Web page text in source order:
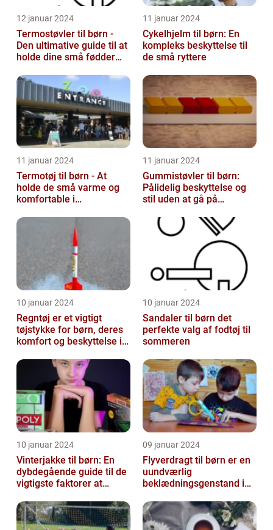
12 januar 2024
Termostøvler til børn -
Den ultimative guide til at
holde dine små fødder
11 januar 2024
Cykelhjelm til børn: En
kompleks beskyttelse til
de små ryttere
11 januar 2024
Termotøj til børn - At
holde de små varme og
komfortable i
11 januar 2024
Gummistøvler til børn:
Pålidelig beskyttelse og
stil uden at gå på
10 januar 2024
Regntøj er et vigtigt
tøjstykke for børn, deres
komfort og beskyttelse i
10 januar 2024
Sandaler til børn det
perfekte valg af fodtøj til
sommeren
10 januar 2024
Vinterjakke til børn: En
dybdegående guide til de
vigtigste faktorer at
09 januar 2024
Flyverdragt til børn er en
uundværlig
beklædningsgenstand i